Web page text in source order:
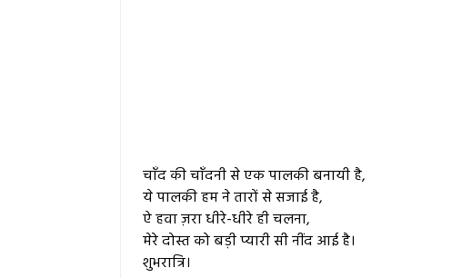
चाँद की चाँदनी से एक पालकी बनायी है,
ये पालकी हम ने तारों से सजाई है,
ऐ हवा ज़रा धीरे-धीरे ही चलना,
मेरे दोस्त को बड़ी प्यारी सी नींद आई है।
शुभरात्रि।